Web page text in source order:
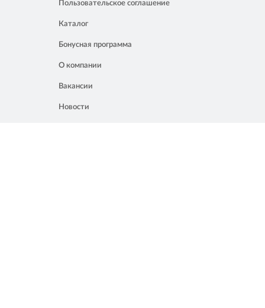
Пользовательское соглашение
Каталог
Бонусная программа
О компании
Вакансии
Новости